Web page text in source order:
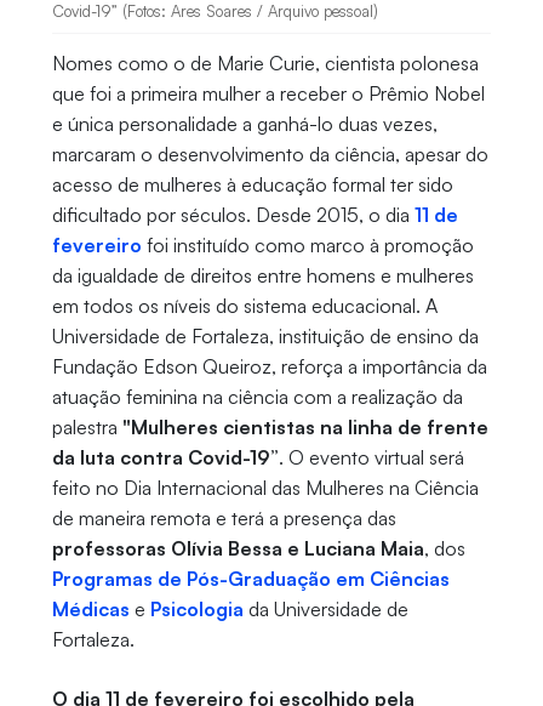
Covid-19” (Fotos: Ares Soares / Arquivo pessoal)
Nomes como o de Marie Curie, cientista polonesa
que foi a primeira mulher a receber o Prêmio Nobel
e única personalidade a ganhá-lo duas vezes,
marcaram o desenvolvimento da ciência, apesar do
acesso de mulheres à educação formal ter sido
dificultado por séculos. Desde 2015, o dia 11 de
fevereiro foi instituído como marco à promoção
da igualdade de direitos entre homens e mulheres
em todos os níveis do sistema educacional. A
Universidade de Fortaleza, instituição de ensino da
Fundação Edson Queiroz, reforça a importância da
atuação feminina na ciência com a realização da
palestra "Mulheres cientistas na linha de frente
da luta contra Covid-19”. O evento virtual será
feito no Dia Internacional das Mulheres na Ciência
de maneira remota e terá a presença das
professoras Olívia Bessa e Luciana Maia, dos
Programas de Pós-Graduação em Ciências
Médicas e Psicologia da Universidade de
Fortaleza.
O dia 11 de fevereiro foi escolhido pela